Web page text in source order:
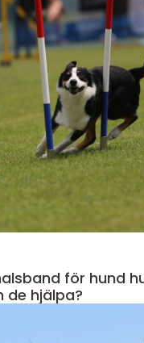
för hund hur fungerar de
de hjälpa?